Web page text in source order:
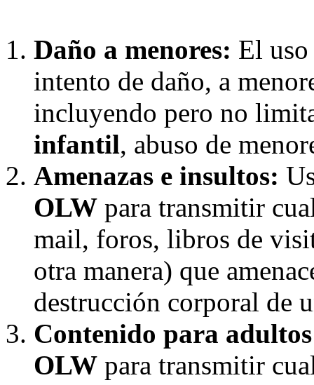
Daño a menores: El
intento de daño, a
incluyendo pero no
infantil, abuso de
Amenazas e insultos:
OLW para transmitir
mail, foros, libros de
otra manera) que
destrucción corporal de
Contenido para
OLW para transmitir